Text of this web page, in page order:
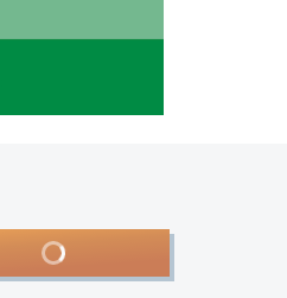
In den Warenkorb